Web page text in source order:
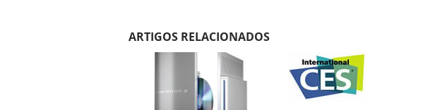
ARTIGOS RELACIONADOS